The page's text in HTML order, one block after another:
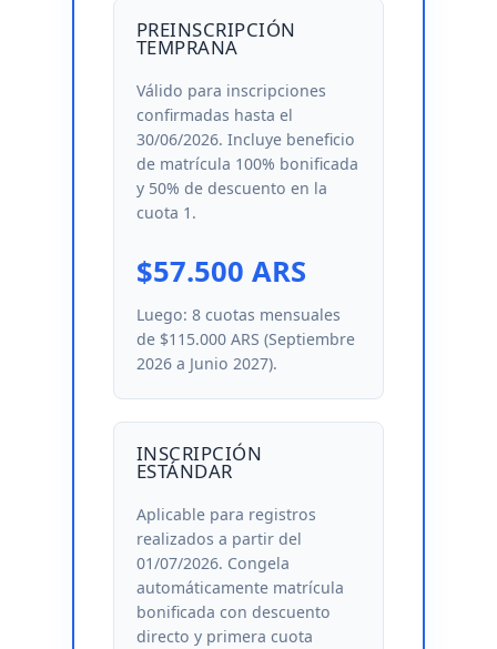
PREINSCRIPCIÓN
TEMPRANA
Válido para inscripciones
confirmadas hasta el
30/06/2026. Incluye beneficio
de matrícula 100% bonificada
y 50% de descuento en la
cuota 1.
$57.500 ARS
Luego: 8 cuotas mensuales
de $115.000 ARS (Septiembre
2026 a Junio 2027).
INSCRIPCIÓN
ESTÁNDAR
Aplicable para registros
realizados a partir del
01/07/2026. Congela
automáticamente matrícula
bonificada con descuento
directo y primera cuota